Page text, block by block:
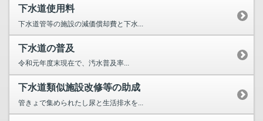
下水道使用料
下水道管等の施設の減価償却費と下水...
下水道の普及
令和元年度末現在で、汚水普及率...
下水道類似施設改修等の助成
管きょで集められたし尿と生活排水を...